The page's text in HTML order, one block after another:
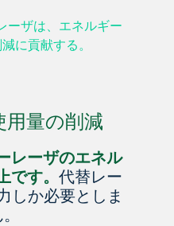
用量の削減
レーザのエネル
す。 代替レー
しか必要としま